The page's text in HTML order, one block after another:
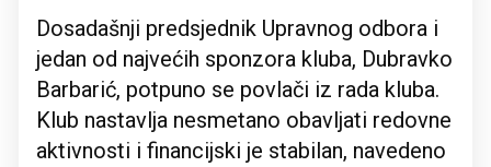
Dosadašnji predsjednik Upravnog odbora i
jedan od najvećih sponzora kluba, Dubravko
Barbarić, potpuno se povlači iz rada kluba.
Klub nastavlja nesmetano obavljati redovne
aktivnosti i financijski je stabilan, navedeno